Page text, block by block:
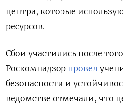
центра, которые
ресурсов.
Сбои участились после
Роскомнадзор провел
безопасности и
ведомстве отмечали, что